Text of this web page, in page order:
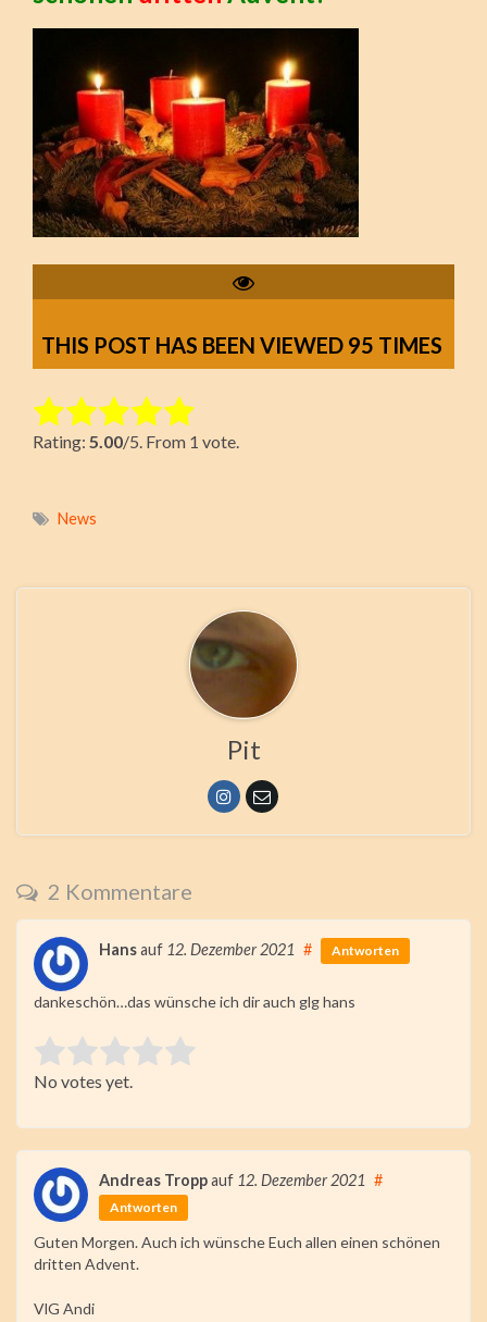
THIS POST HAS BEEN VIEWED 95 TIMES
Rate this item:
Submit Rating
Rating: 5.00/5. From 1 vote.
News
Pit
2 Kommentare
Hansauf 12. Dezember 2021 # Antworten
dankeschön…das wünsche ich dir auch glg hans
Rate this item:
Submit Rating
No votes yet.
Andreas Troppauf 12. Dezember 2021 #
Antworten
Guten Morgen. Auch ich wünsche Euch allen einen schönen
dritten Advent.
VlG Andi